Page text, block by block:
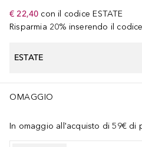
€ 22,40 con il codice ESTATE
Risparmia 20% inserendo il
ESTATE
OMAGGIO
In omaggio all'acquisto di 59€ di